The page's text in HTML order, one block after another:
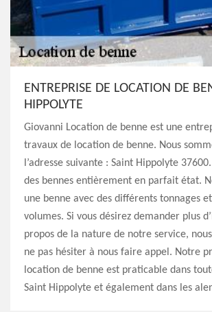
ENTREPRISE DE LOCATION DE
HIPPOLYTE
Giovanni Location de benne est une
travaux de location de benne. Nous
l’adresse suivante : Saint Hippolyte
des bennes entièrement en parfait état.
une benne avec des différents tonnages
volumes. Si vous désirez demander plus
propos de la nature de notre service,
ne pas hésiter à nous faire appel. Notre
location de benne est praticable dans
Saint Hippolyte et également dans les